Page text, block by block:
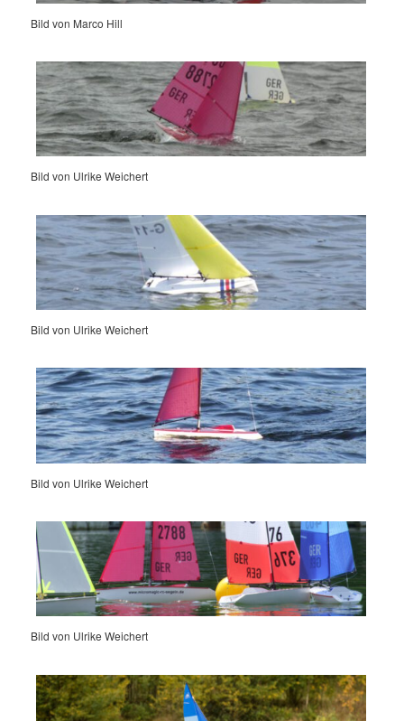
Bild von Marco Hill
Bild von Ulrike Weichert
Bild von Ulrike Weichert
Bild von Ulrike Weichert
Bild von Ulrike Weichert